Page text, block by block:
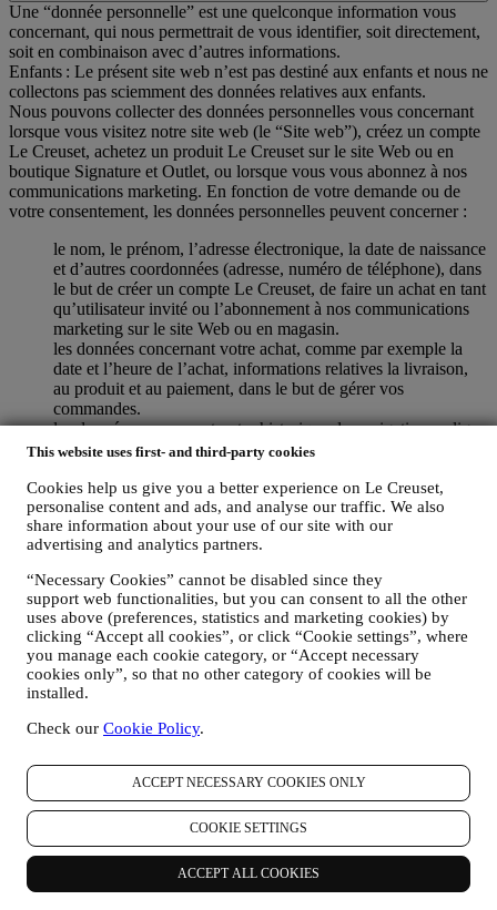
This website uses first- and third-party cookies
Cookies help us give you a better experience on Le Creuset,
personalise content and ads, and analyse our traffic. We also
share information about your use of our site with our
advertising and analytics partners.
“Necessary Cookies” cannot be disabled since they
support web functionalities, but you can consent to all the other
uses above (preferences, statistics and marketing cookies) by
clicking “Accept all cookies”, or click “Cookie settings”, where
you manage each cookie category, or “Accept necessary
cookies only”, so that no other category of cookies will be
installed.
Check our Cookie Policy.
ACCEPT NECESSARY COOKIES ONLY
COOKIE SETTINGS
ACCEPT ALL COOKIES
Une “donnée personnelle” est une quelconque information vous
concernant, qui nous permettrait de vous identifier, soit directement,
soit en combinaison avec d’autres informations.
Enfants : Le présent site web n’est pas destiné aux enfants et nous ne
collectons pas sciemment des données relatives aux enfants.
Nous pouvons collecter des données personnelles vous concernant
lorsque vous visitez notre site web (le “Site web”), créez un compte
Le Creuset, achetez un produit Le Creuset sur le site Web ou en
boutique Signature et Outlet, ou lorsque vous vous abonnez à nos
communications marketing. En fonction de votre demande ou de
votre consentement, les données personnelles peuvent concerner :
le nom, le prénom, l’adresse électronique, la date de naissance
et d’autres coordonnées (adresse, numéro de téléphone), dans
le but de créer un compte Le Creuset, de faire un achat en tant
qu’utilisateur invité ou l’abonnement à nos communications
marketing sur le site Web ou en magasin.
les données concernant votre achat, comme par exemple la
date et l’heure de l’achat, informations relatives la livraison,
au produit et au paiement, dans le but de gérer vos
commandes.
les données concernant votre historique de navigation en ligne
(p.ex. les identifiants en ligne, tels que votre adresse IP, la
durée de votre visite, votre identification par notre système
lors d’une prochaine visite, votre situation géographique),
collectées pendant votre visite à notre Site web (que vous
soyez un utilisateur enregistré ou non), grâce à l’usage d’un
que les “cookies” (pour les informations sur la collecte de
données via des cookies, vous pouvez consulter ici notre
Politique en matière de Cookies), dans le but d’améliorer nos
services et nos annonces ou de procéder à des analyses
statistiques ; dans la majorité des cas, nous ne serons pas en
mesure de vous identifier sur base de ces informations
votre feedback, vos demandes, réclamations, questions ou
posts sur les réseaux sociaux, e-mails ou appels
téléphoniques).
Les données personnelles vous concernant, que nous collectons
lorsque vous utilisez le Site web ou lorsque vous nous fournissez de
toute autre façon une quelconque information d’identification
personnelle, sont dûment protégées et vos droits au respect de la vie